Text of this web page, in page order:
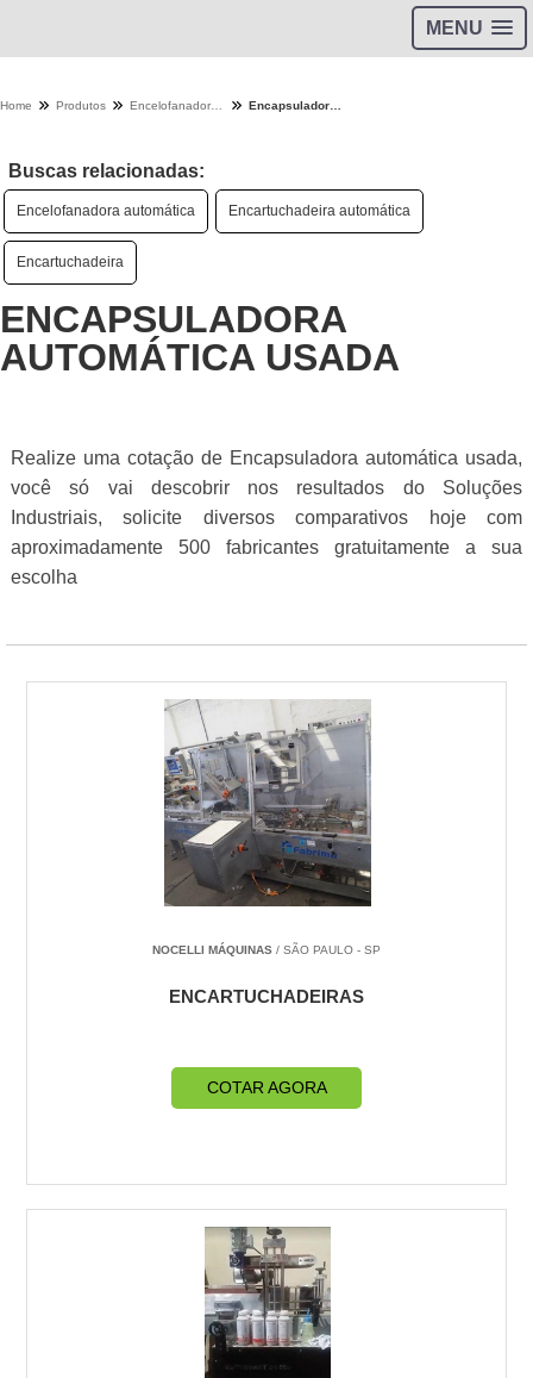
MENU
Home Produtos
Buscas relacionadas:
Encelofanadora automática Encartuchadeira automática
Encartuchadeira
ENCAPSULADORA
AUTOMÁTICA USADA
Realize uma cotação de Encapsuladora automática usada,
você só vai descobrir nos resultados do Soluções
Industriais, solicite diversos comparativos hoje com
aproximadamente 500 fabricantes gratuitamente a sua
escolha
NOCELLI MÁQUINAS / SÃO PAULO - SP
ENCARTUCHADEIRAS
COTAR AGORA